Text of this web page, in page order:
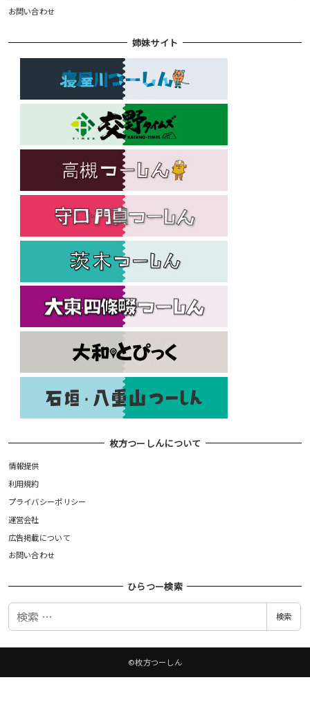
お問い合わせ
姉妹サイト
枚方つーしんについて
情報提供
利用規約
プライバシーポリシー
運営会社
広告掲載について
お問い合わせ
ひらつー検索
検
検索
©枚方つーしん